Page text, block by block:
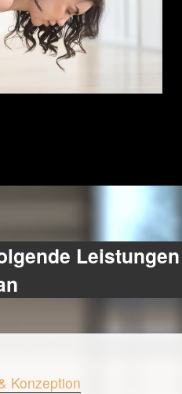
Leistungen
Konzeption